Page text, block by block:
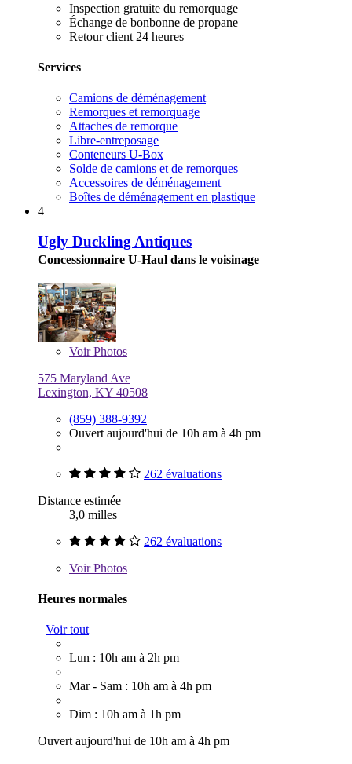
Inspection gratuite du remorquage
Échange de bonbonne de propane
Retour client 24 heures
Services
Camions de déménagement
Remorques et remorquage
Attaches de remorque
Libre-entreposage
Conteneurs U-Box
Solde de camions et de remorques
Accessoires de déménagement
Boîtes de déménagement en plastique
4
Ugly Duckling Antiques
Concessionnaire U-Haul dans le voisinage
VoirPhotos
575 Maryland Ave
Lexington, KY 40508
(859) 388-9392
Ouvert aujourd'hui de 10h am à 4h pm
262 évaluations
Distance estimée
3,0 milles
262 évaluations
VoirPhotos
Heures normales
Voir tout
Lun : 10h am à 2h pm
Mar - Sam : 10h am à 4h pm
Dim : 10h am à 1h pm
Ouvert aujourd'hui de 10h am à 4h pm